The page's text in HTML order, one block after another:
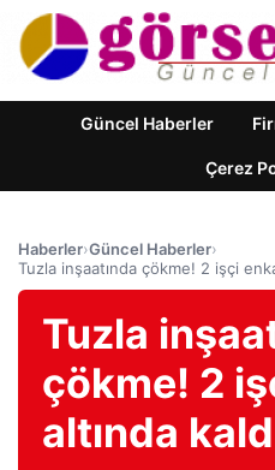
Güncel Haberler
Çerez
Haberler›Güncel Haberler›
Tuzla inşaatında çökme! 2 işçi
Tuzla
çökme! 2
altında